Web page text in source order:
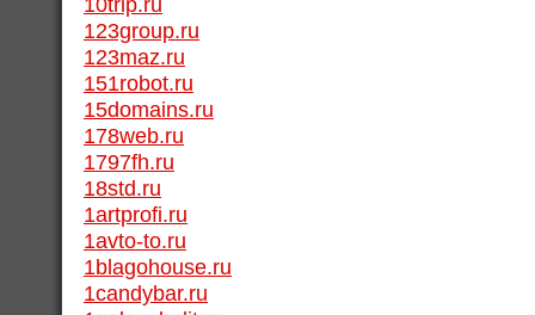
123group.ru
123maz.ru
151robot.ru
15domains.ru
178web.ru
1797fh.ru
18std.ru
1artprofi.ru
1avto-to.ru
1blagohouse.ru
1candybar.ru